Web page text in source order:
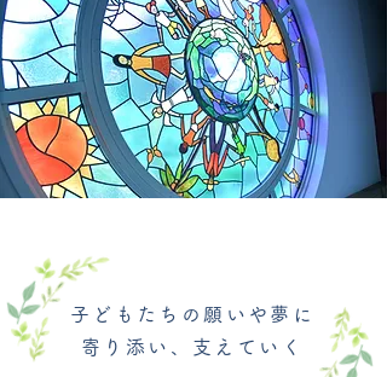
子どもたちの願いや夢に
寄り添い、支えていく